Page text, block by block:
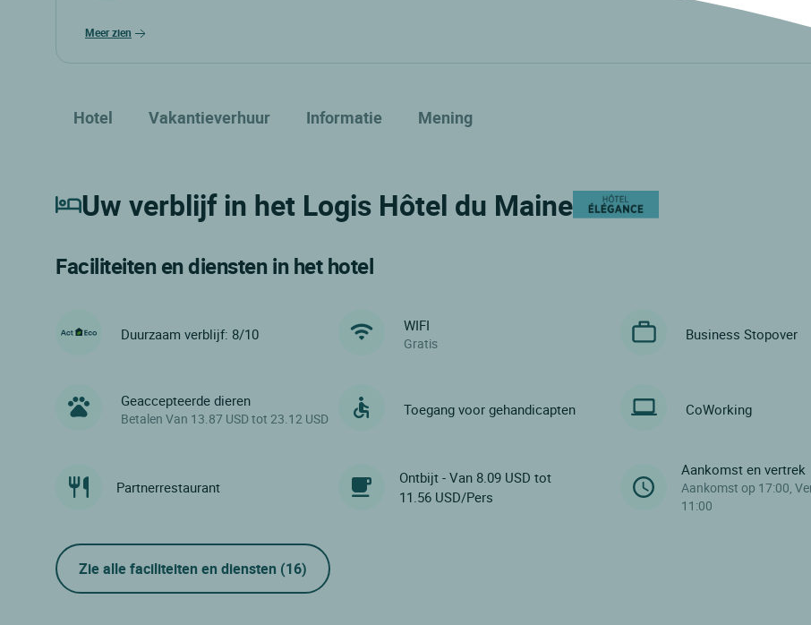
meer zien
Hotel Vakantieverhuur Informatie Mening
Uw verblijf in het Logis Hôtel du Maine
Faciliteiten en diensten in het hotel
Duurzaam verblijf: 8/10 WIFI
Gratis
Business Stopover
Geaccepteerde dieren
Betalen Van 13.87 USD tot 23.12 USD
Toegang voor gehandicapten CoWorking
Partnerrestaurant
Ontbijt - Van 8.09 USD tot
11.56 USD/Pers
Aankomst en vertrek
Aankomst op 17:00,
11:00
Zie alle faciliteiten en diensten (16)